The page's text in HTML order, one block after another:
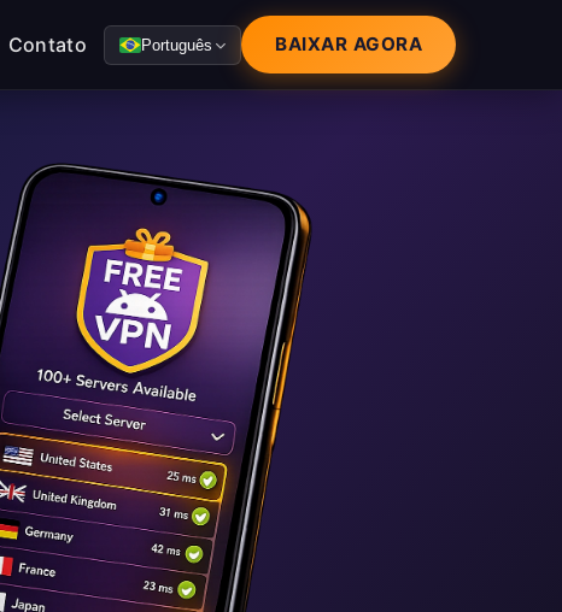
Contato Português BAIXAR AGORA